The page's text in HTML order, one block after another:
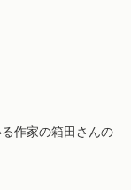
作家の箱田さんの